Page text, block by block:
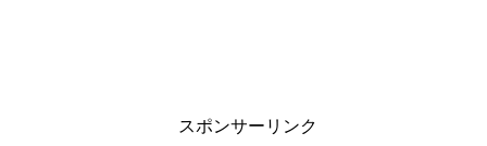
スポンサーリンク